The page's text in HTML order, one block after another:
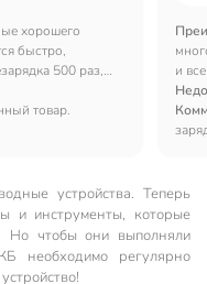
хорошего
быстро,
500 раз,
товар.
и
устройства. Теперь
и инструменты, которые
Но чтобы они выполняли
необходимо регулярно